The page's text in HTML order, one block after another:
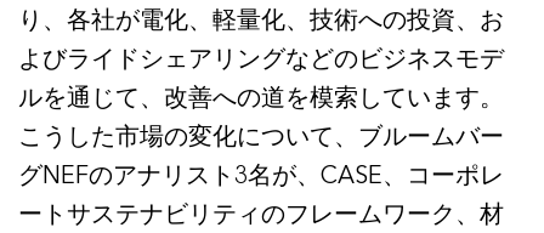
り、各社が電化、軽量化、技術への投資、お
よびライドシェアリングなどのビジネスモデ
ルを通じて、改善への道を模索しています。
こうした市場の変化について、ブルームバー
グNEFのアナリスト3名が、CASE、コーポレ
ートサステナビリティのフレームワーク、材